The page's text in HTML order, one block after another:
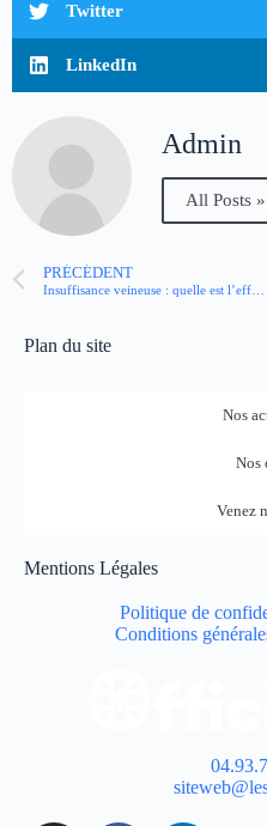
Twitter
LinkedIn
Admin
All Posts »
PRÉCÉDENT
Plan du site
Nos
Nos
Venez
Mentions Légales
Politique de
Conditions